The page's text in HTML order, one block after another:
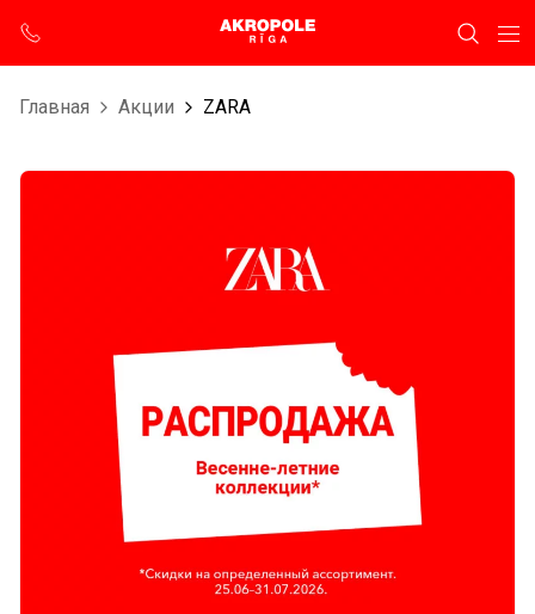
Главная Aкции ZARA